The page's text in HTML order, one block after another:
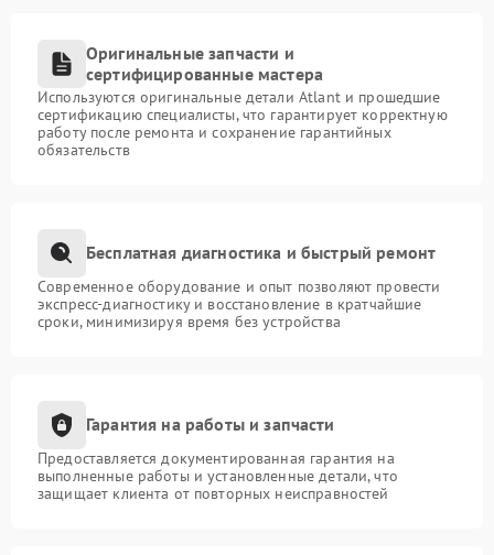
Оригинальные запчасти и
сертифицированные мастера
Используются оригинальные детали Atlant и прошедшие
сертификацию специалисты, что гарантирует корректную
работу после ремонта и сохранение гарантийных
обязательств
Бесплатная диагностика и быстрый ремонт
Современное оборудование и опыт позволяют провести
экспресс-диагностику и восстановление в кратчайшие
сроки, минимизируя время без устройства
Гарантия на работы и запчасти
Предоставляется документированная гарантия на
выполненные работы и установленные детали, что
защищает клиента от повторных неисправностей